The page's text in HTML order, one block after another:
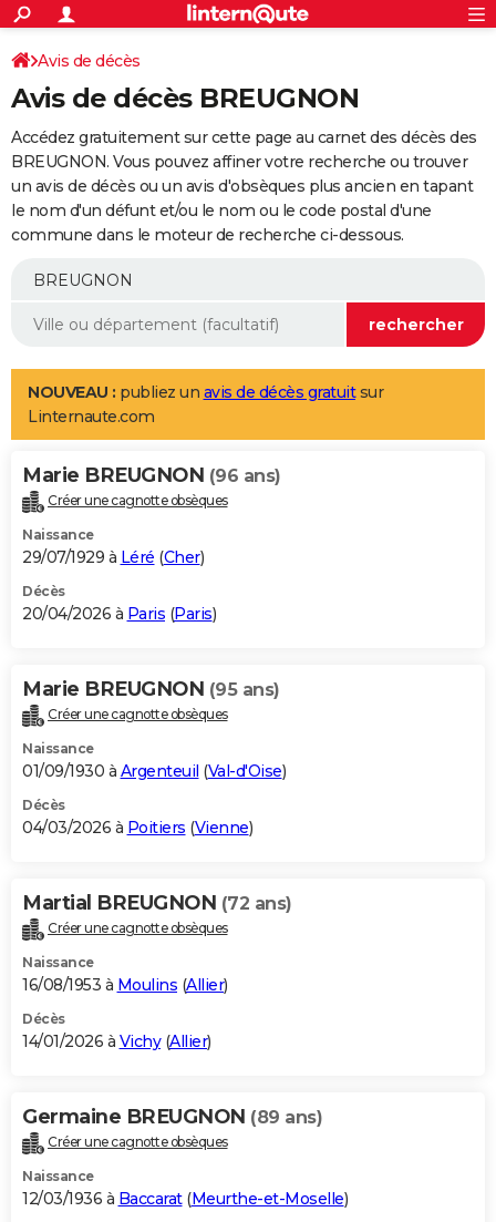
ACTUALITÉS
Politique
Société
Faits Divers
Education
Monde
Villes
+
SPORT
Coupe du monde 2026
Football
Tennis
Cyclisme
Rugby
Forum
Programme TV
TNT
Streaming
Cinéma
Sorties cinéma
Musique
+
FINANCE
Impôts
Immobilier
Risques naturels par ville
Banque
Assurance
Crédit
AUTO
Essais
Réserver un essai
Citadines
Berlines
SUV
Forum auto
+
Mobiles
Meilleur smartphone
Internet
Ordinateurs
Jeux vidéo
Guide high-tech
Aménagement intérieur
LIFESTYLE
Art de vivre
Bien-être
Loisirs
Mode
Modes de vie
Alimentation
Guide de la santé
Maladies
Médicaments
Sommeil
VOYAGE
Destinations
City break
Voyage nature
Voyage de noces
Forum
Climat
+PHOTO
GUIDES D'ACHAT
BONS PLANS
Carte de Noël
Carte Bonne année
Carte Saint-Valentin
Carte Pâques
Carte d'anniversaire
DICTIONNAIRE
Dictionnaire
Biographies
Citations
Expressions
Proverbes
PROGRAMME TV
S'inscrire
Se connecter
Lycées
Collèges
Primaires
Universités
Entreprises
Service militaire
Avis de recherche
AVIS DE DÉCÈS
Bricolage
Lifestyle
Culture
Sport
Auto
Television
Voyage
Cinema
Avis de décès
Avis de décès BREUGNON
Accédez gratuitement sur cette page au carnet des décès des
BREUGNON. Vous pouvez affiner votre recherche ou trouver
un avis de décès ou un avis d'obsèques plus ancien en tapant
le nom d'un défunt et/ou le nom ou le code postal d'une
commune dans le moteur de recherche ci-dessous.
NOUVEAU : publiez un avis de décès gratuitsur
Linternaute.com
Marie BREUGNON (96 ans)
Créer une cagnotte obsèques
Naissance
29/07/1929 à Léré (Cher)
Décès
20/04/2026 à Paris (Paris)
Marie BREUGNON (95 ans)
Créer une cagnotte obsèques
Naissance
01/09/1930 à Argenteuil (Val-d'Oise)
Décès
04/03/2026 à Poitiers (Vienne)
Martial BREUGNON (72 ans)
Créer une cagnotte obsèques
Naissance
16/08/1953 à Moulins (Allier)
Décès
14/01/2026 à Vichy(Allier)
Germaine BREUGNON (89 ans)
Créer une cagnotte obsèques
Naissance
12/03/1936 à Baccarat(Meurthe-et-Moselle)